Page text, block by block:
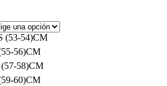
(53-54)CM
56)CM
58)CM
60)CM